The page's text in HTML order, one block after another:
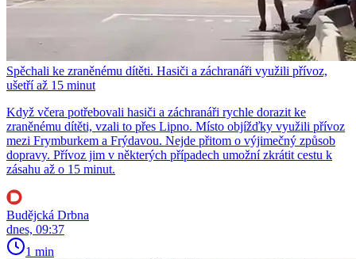
Spěchali ke zraněnému dítěti. Hasiči a záchranáři využili přívoz,
ušetří až 15 minut
Když včera potřebovali hasiči a záchranáři rychle dorazit ke
zraněnému dítěti, vzali to přes Lipno. Místo objížďky využili přívoz
mezi Frymburkem a Frýdavou. Nejde přitom o výjimečný způsob
dopravy. Přívoz jim v některých případech umožní zkrátit cestu k
zásahu až o 15 minut.
Budějcká Drbna
dnes, 09:37
1 min